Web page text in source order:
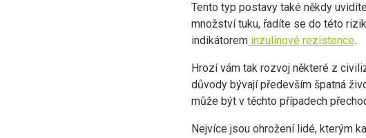
Tento typ postavy také někdy
množství tuku, řadíte se do této
indikátorem inzulínové rezistence.
Hrozí vám tak rozvoj některé z
důvody bývají především špatná
může být v těchto případech
Nejvíce jsou ohrožení lidé, kterým